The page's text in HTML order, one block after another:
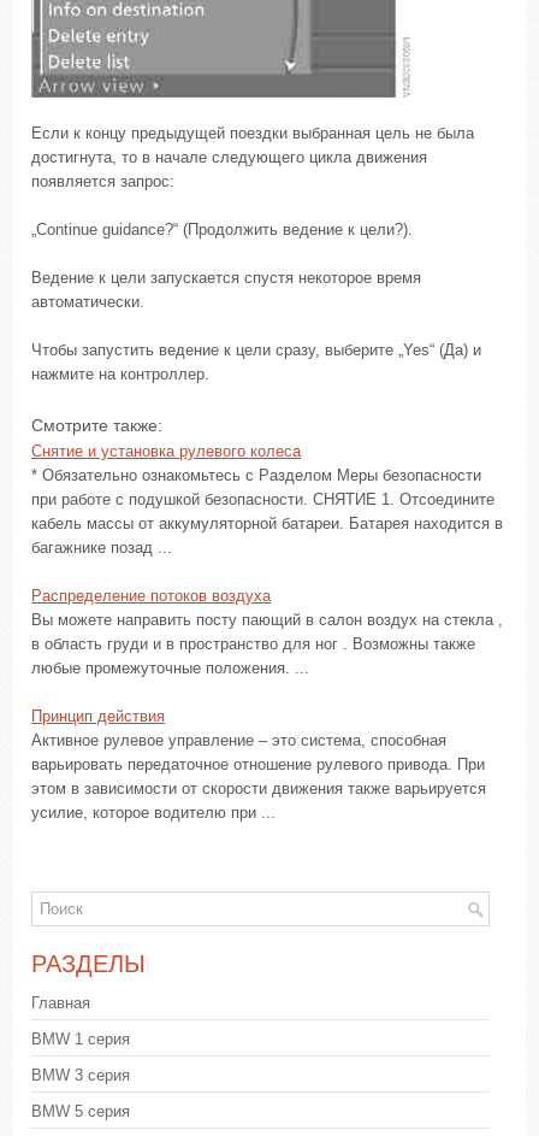
Если к концу предыдущей поездки выбранная цель не была
достигнута, то в начале следующего цикла движения
появляется запрос:
„Continue guidance?“ (Продолжить ведение к цели?).
Ведение к цели запускается спустя некоторое время
автоматически.
Чтобы запустить ведение к цели сразу, выберите „Yes“ (Да) и
нажмите на контроллер.
Смотрите также:
Снятие и установка рулевого колеса
* Обязательно ознакомьтесь с Разделом Меры безопасности
при работе с подушкой безопасности. СНЯТИЕ 1. Отсоедините
кабель массы от аккумуляторной батареи. Батарея находится в
багажнике позад ...
Распределение потоков воздуха
Вы можете направить посту пающий в салон воздух на стекла ,
в область груди и в пространство для ног . Возможны также
любые промежуточные положения. ...
Принцип действия
Активное рулевое управление – это система, способная
варьировать передаточное отношение рулевого привода. При
этом в зависимости от скорости движения также варьируется
усилие, которое водителю при ...
РАЗДЕЛЫ
Главная
BMW 1 серия
BMW 3 серия
BMW 5 серия